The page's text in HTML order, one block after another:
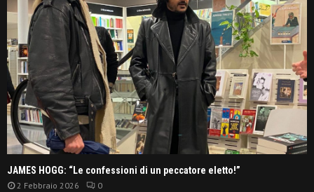
JAMES HOGG: “Le confessioni di un peccatore eletto!”
2 Febbraio 2026 0